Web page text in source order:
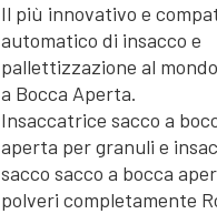
Il più innovativo e
automatico di insacco e
pallettizzazione al
a Bocca Aperta.
Insaccatrice sacco a
aperta per granuli e
sacco sacco a bocca
polveri completamente